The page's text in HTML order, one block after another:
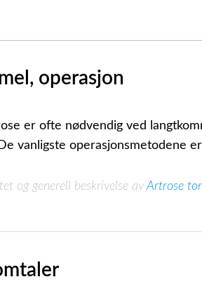
operasjon
er ofte nødvendig ved
vanligste operasjonsmetodene
og generell beskrivelse avArtrose